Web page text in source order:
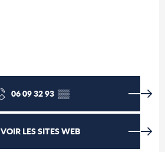
06 09 32 93▒▒
VOIR LES SITES WEB